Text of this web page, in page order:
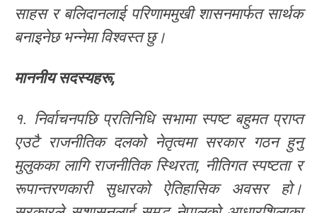
साहस र बलिदानलाई परिणाममुखी शासनमार्फत सार्थक
बनाइनेछ भन्नेमा विश्वस्त छु।
माननीय सदस्यहरू,
१. निर्वाचनपछि प्रतिनिधि सभामा स्पष्ट बहुमत प्राप्त
एउटै राजनीतिक दलको नेतृत्वमा सरकार गठन हुनु
मुलुकका लागि राजनीतिक स्थिरता, नीतिगत स्पष्टता र
रूपान्तरणकारी सुधारको ऐतिहासिक अवसर हो।